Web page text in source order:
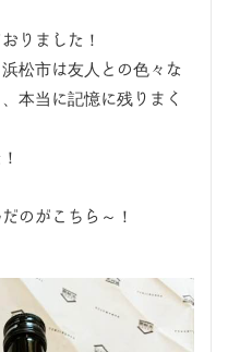
りました！
松市は友人との色々な
本当に記憶に残りまく
のがこちら～！